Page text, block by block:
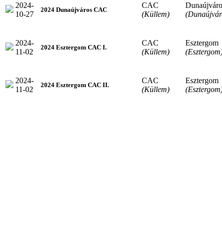
2024-
10-27
2024 Dunaújváros CAC
CAC
(Küllem)
2024-
11-02
2024 Esztergom CAC I.
CAC
(Küllem)
Esztergom
2024-
11-02
2024 Esztergom CAC II.
CAC
(Küllem)
Esztergom